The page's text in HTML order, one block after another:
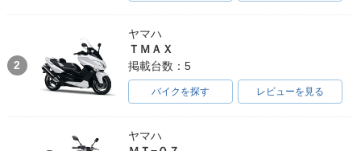
2
ヤマハ
ＴＭＡＸ
掲載台数：5
バイクを探す レビューを見る
ヤマハ